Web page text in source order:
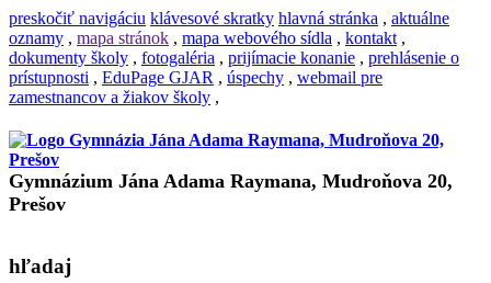
preskočiť navigáciu klávesové skratky hlavná stránka , aktuálne
oznamy , mapa stránok , mapa webového sídla , kontakt ,
dokumenty školy , fotogaléria , prijímacie konanie , prehlásenie o
prístupnosti , EduPage GJAR , úspechy , webmail pre
zamestnancov a žiakov školy ,
Gymnázium Jána Adama Raymana, Mudroňova 20,
Prešov
hľadaj